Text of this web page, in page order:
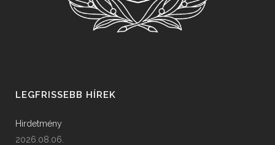
LEGFRISSEBB HÍREK
Hirdetmény
2026.08.06.